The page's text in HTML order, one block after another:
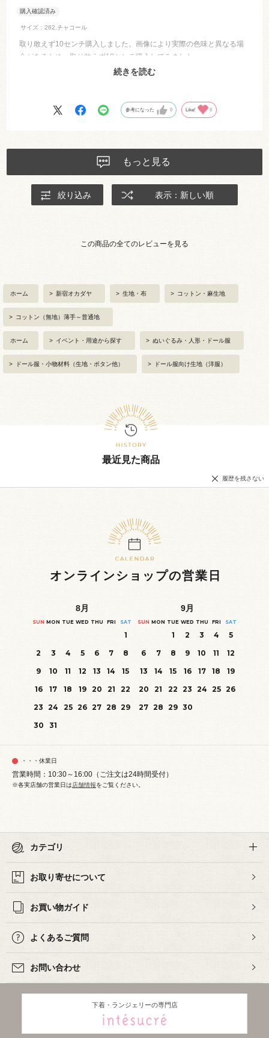
サイズ：262.チャコール
取り敢えず10センチ購入しました。画像により実際の色味と異なる場
合があるため、取り敢えず10センチ購入してみました。
思っていた通りの色味でした。続きを読む
参考になった 0 Like! 0
もっと見る
絞り込み 表示：新しい順
この商品の全てのレビューを見る
ホーム > 新宿オカダヤ > 生地・布 > コットン・麻生地
> コットン（無地）薄手～普通地
ホーム > イベント・用途から探す > ぬいぐるみ・人形・ドール服
> ドール服・小物材料（生地・ボタン他） > ドール服向け生地（洋服）
最近見た商品
履歴を残さない
オンラインショップの営業日
8月
SUN MON TUE WED THU FRI SAT
1
2
3 4 5 6 7
8
9
10 11 12 13 14
15
16
17 18 19 20 21
22
23 24 25 26 27 28 29
30
31
9月
SUN MON TUE WED THU FRI SAT
1 2 3 4
5
6
7 8 9 10 11
12
13
14 15 16 17 18
19
20
21 22 23 24 25 26
27 28 29 30
・・・休業日
営業時間：10:30～16:00（ご注文は24時間受付）
※各実店舗の営業日は店舗情報をご覧ください。
カテゴリ
お取り寄せについて
お買い物ガイド
よくあるご質問
お問い合わせ
下着・ランジェリーの専門店